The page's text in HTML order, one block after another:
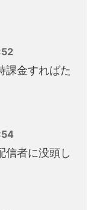
課金すればた
信者に没頭し